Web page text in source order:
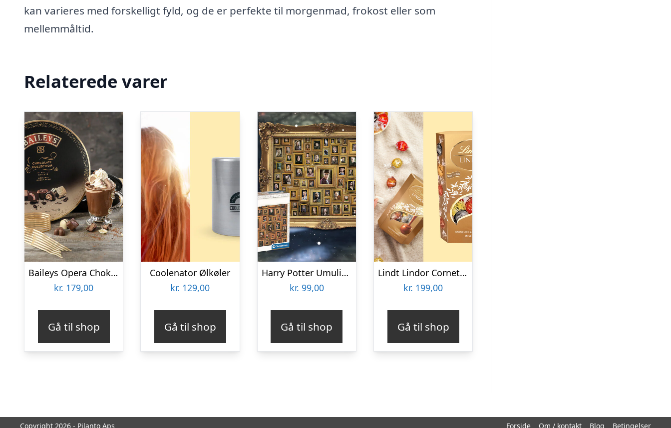
kan varieres med forskelligt fyld, og de er perfekte til morgenmad, frokost eller som
mellemmåltid.
Relaterede varer
Baileys Opera Chokoladeæske
kr. 179,00
Gå til shop
Coolenator Ølkøler
kr. 129,00
Gå til shop
Harry Potter Umulig Puslespil
kr. 99,00
Gå til shop
Lindt Lindor Cornet 500 gram – Blandet chokolade
kr. 199,00
Gå til shop
Copyright 2026 - Pilanto Aps Forside Om / kontakt Blog Betingelser